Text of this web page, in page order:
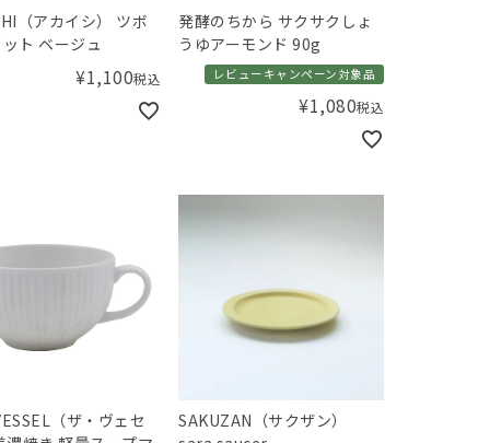
（アカイシ） ツボ
ト ベージュ
¥1,100税込
発酵のちから サクサクしょ
うゆアーモンド 90g
レビューキャンペーン対象品
¥1,080税込
（ザ・ヴェセ
SAKUZAN（サクザン）